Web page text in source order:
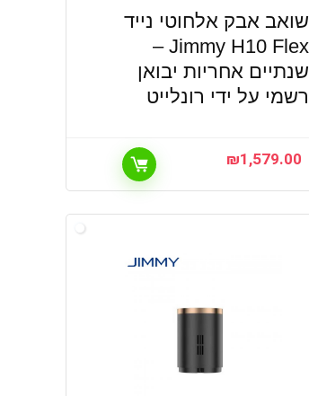
שואב אבק אלחוטי נייד
Jimmy H10 Flex –
שנתיים אחריות יבואן
רשמי על ידי רונלייט
₪1,579.00